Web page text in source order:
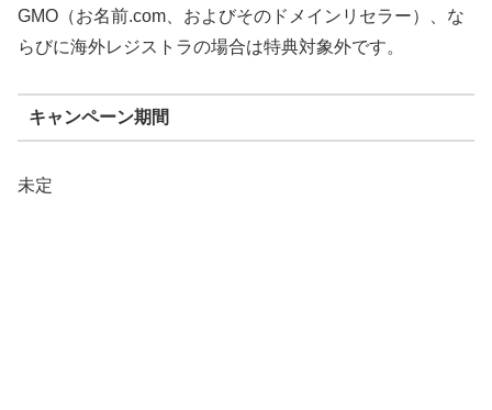
GMO（お名前.com、およびそのドメインリセラー）、な
らびに海外レジストラの場合は特典対象外です。
キャンペーン期間
未定